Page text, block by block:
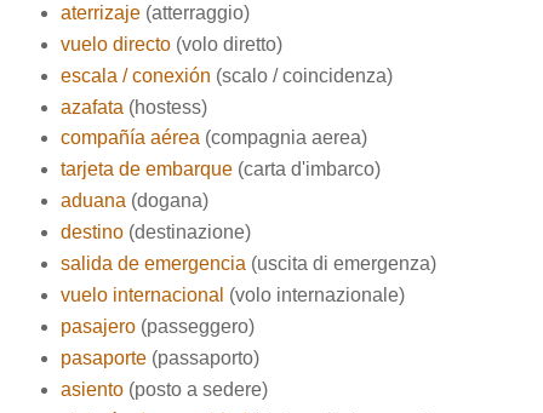
aterrizaje(atterraggio)
vuelo directo(volo diretto)
escala / conexión (scalo / coincidenza)
azafata (hostess)
compañía aérea(compagnia aerea)
tarjeta de embarque(carta d'imbarco)
aduana (dogana)
destino(destinazione)
salida de emergencia (uscita di emergenza)
vuelo internacional (volo internazionale)
pasajero(passeggero)
pasaporte(passaporto)
asiento(posto a sedere)